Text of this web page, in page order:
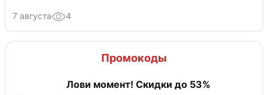
7 августа 4
Промокоды
Лови момент! Скидки до 53%